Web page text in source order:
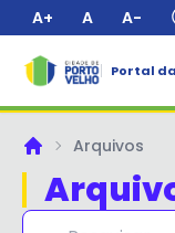
A+ A A-
Portal
PrincipalArquivos
✕